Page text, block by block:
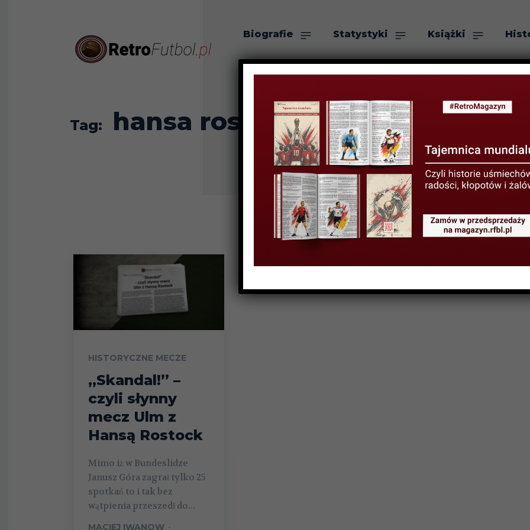
Biografie Statystyki Książki
O nas
Tag: hansa rostock
HISTORYCZNE MECZE
„Skandal!” –
czyli słynny
mecz Ulm z
Hansą Rostock
Mimo iż w Bundeslidze
Janusz Góra zagrał tylko 25
spotkań to i tak bez
wątpienia przeszedł do...
MACIEJ IWANOW -